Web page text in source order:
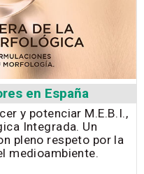
en España
y potenciar M.E.B.I.,
Integrada. Un
pleno respeto por la
medioambiente.